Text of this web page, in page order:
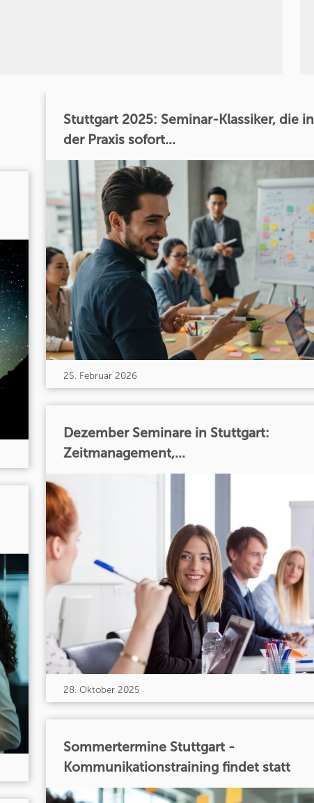
Stuttgart 2025: Seminar-Klassiker, die in
der Praxis sofort...
25. Februar 2026
Dezember Seminare in Stuttgart:
Zeitmanagement,...
28. Oktober 2025
Sommertermine Stuttgart -
Kommunikationstraining findet statt